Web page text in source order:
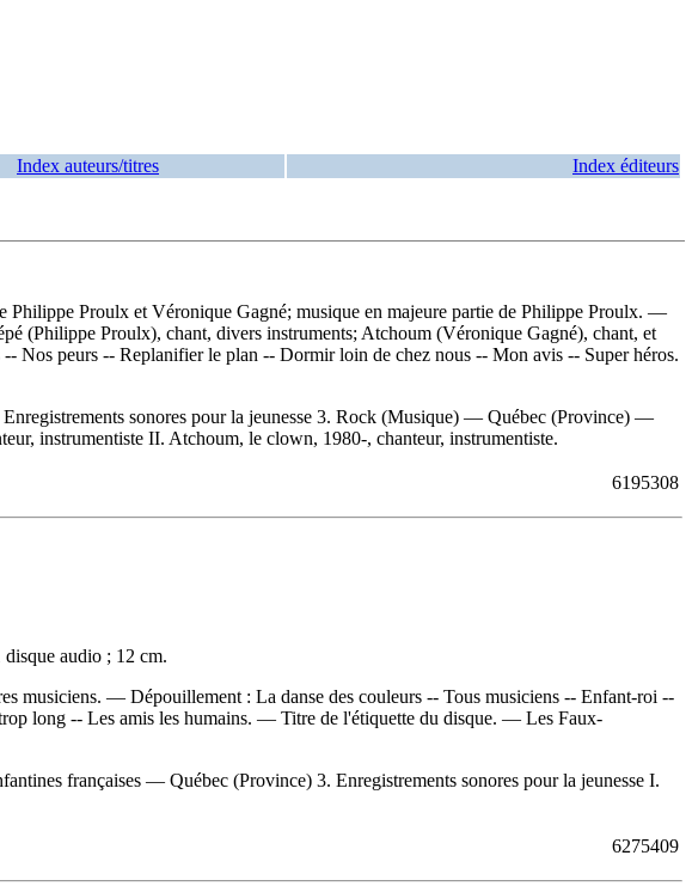
Index auteurs/titres Index éditeurs
Proulx et Véronique Gagné; musique en majeure partie de Philippe Proulx. —
(Philippe Proulx), chant, divers instruments; Atchoum (Véronique Gagné), chant, et
Nos peurs -- Replanifier le plan -- Dormir loin de chez nous -- Mon avis -- Super héros.
sonores pour la jeunesse 3. Rock (Musique) — Québec (Province) —
instrumentiste II. Atchoum, le clown, 1980-, chanteur, instrumentiste.
6195308
audio ; 12 cm.
musiciens. — Dépouillement : La danse des couleurs -- Tous musiciens -- Enfant-roi --
long -- Les amis les humains. — Titre de l'étiquette du disque. — Les Faux-
françaises — Québec (Province) 3. Enregistrements sonores pour la jeunesse I.
6275409